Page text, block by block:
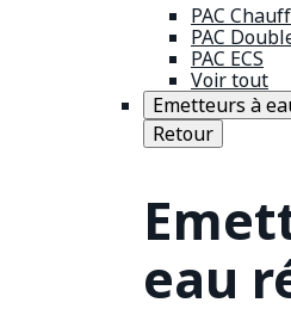
PAC
PAC
PAC ECS
Voir tout
Emetteurs à
Retour
eau